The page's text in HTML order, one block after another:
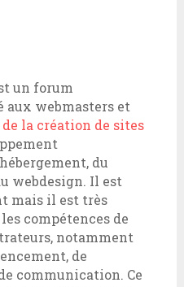
un forum
aux webmasters et
la création de sites
du
webdesign. Il est
mais il est très
compétences de
notamment
de
communication. Ce